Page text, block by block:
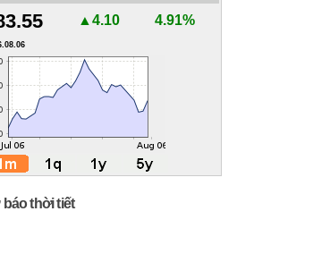
▲4.10 4.91%
báo thời tiết